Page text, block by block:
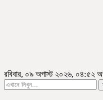
রবিবার, ০৯ অগাস্ট ২০২৬, ০৪:৫২